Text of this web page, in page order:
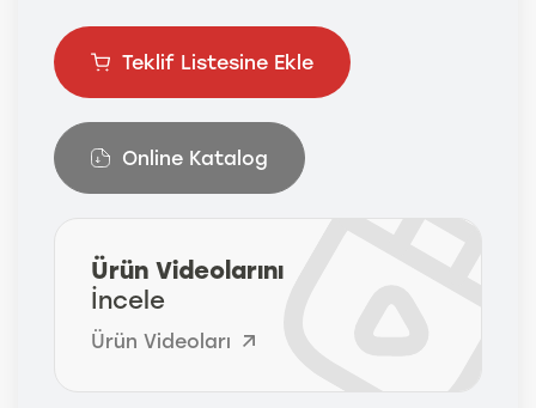
Teklif Listesine Ekle
Online Katalog
Ürün Videolarını
İncele
Ürün Videoları